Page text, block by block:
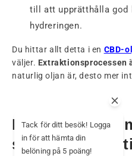
till att upprätthålla god
hydreringen.
Du hittar allt detta i en CBD-
väljer. Extraktionsprocessen
naturlig oljan är, desto mer
Hur integrerar
sin
Tack för ditt besök! Logga
in för att hämta din
belöning på 5 poäng!